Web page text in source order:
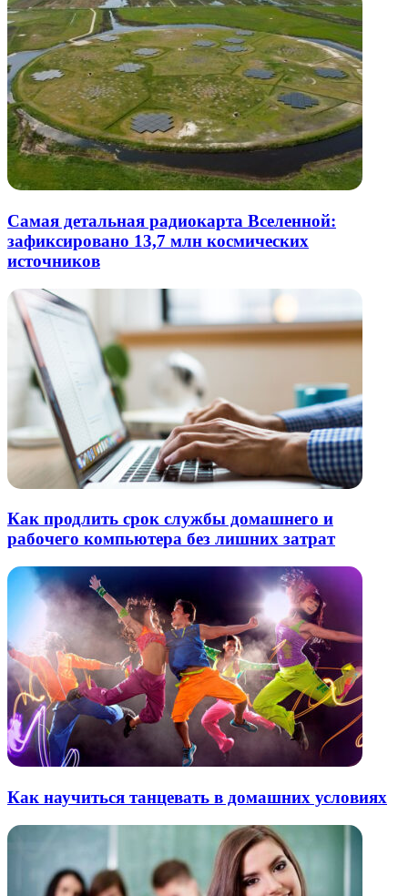
Самая детальная радиокарта Вселенной:
зафиксировано 13,7 млн космических
источников
Как продлить срок службы домашнего и
рабочего компьютера без лишних затрат
Как научиться танцевать в домашних условиях